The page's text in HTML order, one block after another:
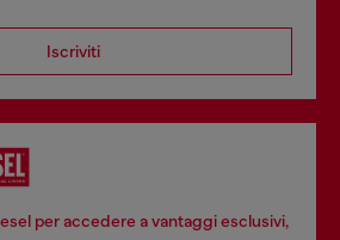
Iscriviti
per accedere a vantaggi esclusivi,